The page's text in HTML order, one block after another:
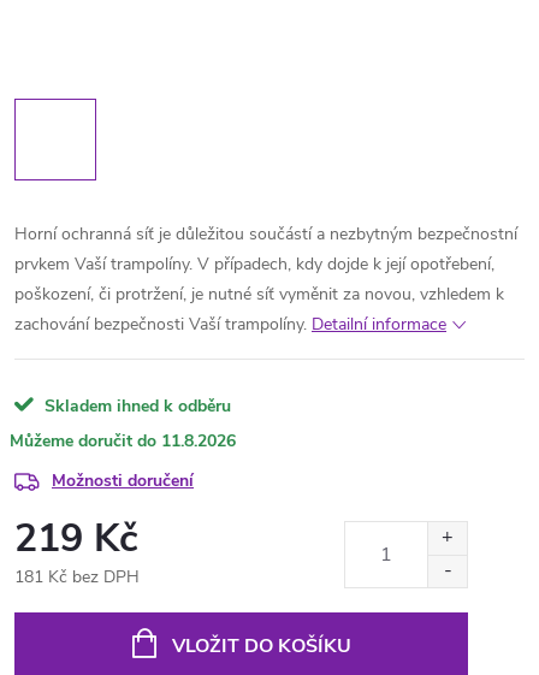
Horní ochranná síť je důležitou součástí a nezbytným bezpečnostní
prvkem Vaší trampolíny. V případech, kdy dojde k její opotřebení,
poškození, či protržení, je nutné síť vyměnit za novou, vzhledem k
zachování bezpečnosti Vaší trampolíny. Detailní informace
Skladem ihned k odběru
11.8.2026
Možnosti doručení
219 Kč
181 Kč bez DPH
VLOŽIT DO KOŠÍKU